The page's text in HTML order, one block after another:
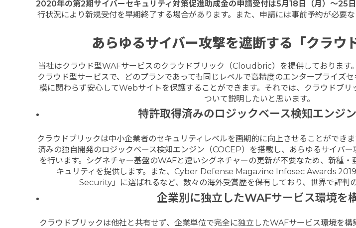
2020年の第2期サイバーセキュリティ対策促進助成金の申請受付は5月18 日（月）～25
行状況により新規受付を早期終了する場合があります。また、申請には事前予約が必要な
あらゆるサイバー攻撃を遮断する「クラウ
当社はクラウド型WAFサービスのクラウドブリック（Cloudbric）を提供しております
クラウド型サービスで、どのプランであっても同じレベルで高精度のエンタープライズ
模に関わらず安心してWebサイトを保護することができます。それでは、クラウドブリ
ついて説明したいと思います。
特許取得済みのロジックベース検知エンジ
クラウドブリックは中小企業者のセキュリティレベルを画期的に向上させることができ
済みの独自開発のロジックベース検知エンジン（COCEP）を搭載し、あらゆるサイバ
を行います。シグネチャー基盤のWAFと違いシグネチャーの更新が不要なため、新種
キュリティを提供します。また、Cyber Defense Magazine Infosec Awards
Security」に選ばれるなど、数々の海外受賞歴を保有しており、世界で評判
企業別に独立したWAFサービス環境を
クラウドブリックは他社と共有せず、企業単位で完全に独立したWAFサービス環境を